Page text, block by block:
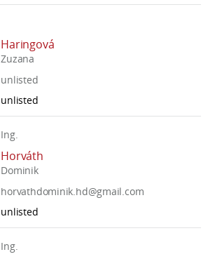
Haringová
Zuzana
unlisted
unlisted
Ing.
Horváth
Dominik
horvathdominik.hd@gmail.com
unlisted
Ing.